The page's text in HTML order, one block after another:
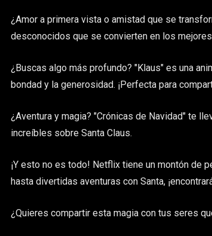
¿Amor a primera vista o amistad que se
desconocidos que se convierten en los
¿Buscas algo más profundo? "Klaus" es una
bondad y la generosidad. ¡Perfecta para
¿Aventura y magia? "Crónicas de Navidad" te
increíbles sobre Santa Claus.
¡Y esto no es todo! Netflix tiene un montón de
hasta divertidas aventuras con Santa,
¿Quieres compartir esta magia con tus seres